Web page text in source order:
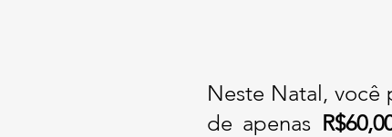
​Neste Natal, você
de apenas